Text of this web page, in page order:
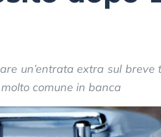
un’entrata extra sul breve
comune in banca